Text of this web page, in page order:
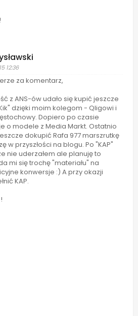
12:36
za komentarz,
z ANS-ów udało się kupić jeszcze
dzięki moim kolegom - Qligowi i
Dopiero po czasie
o modele z Media Markt. Ostatnio
dokupić Rafa 977 marszrutkę
w przyszłości na blogu. Po "KAP"
nie uderzałem ale planuję to
mi się trochę "materiału" na
konwersje :) A przy okazji
KAP.